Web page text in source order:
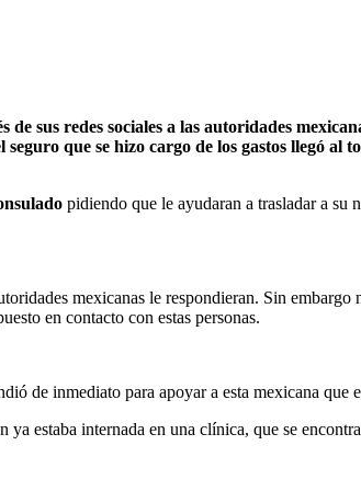
sus redes sociales a las autoridades
seguro que se hizo cargo de los gastos llegó al
pidiendo que le ayudaran a trasladar a su
mexicanas le respondieran. Sin embargo
en contacto con estas personas.
de inmediato para apoyar a esta mexicana que
ya estaba internada en una clínica, que se